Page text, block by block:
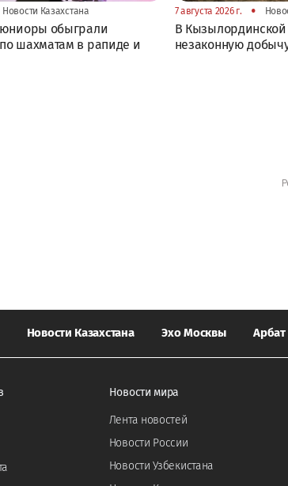
Новости Казахстана
юниоры обыграли
шахматам в рапиде и
7 августа 2026 г. •
В Кызылординской
незаконную
Новости Казахстана Эхо Москвы Арбат
Новости мира
Лента новостей
Новости России
Новости Узбекистана